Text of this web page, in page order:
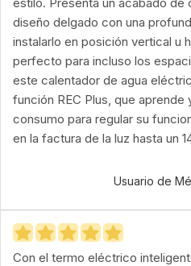
diseño delgado con una
instalarlo en posición vertical u
perfecto para incluso los
este calentador de agua
función REC Plus, que
consumo para regular su
en la factura de la luz hasta un
Usuario de
Con el termo eléctrico